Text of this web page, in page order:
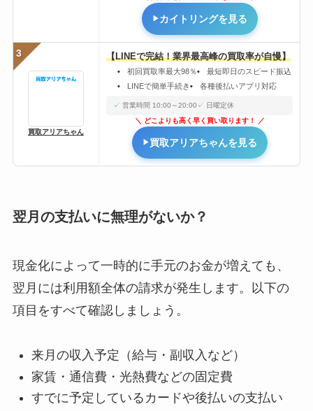
カイトリングを見る
3
買取アリアちゃん
【LINEで完結！業界最高峰の買取率が自慢】
初回買取率最大98％
最短即日のスピード振込
LINEで簡単手続き
各種後払いアプリ対応
営業時間 10:00～20:00
日曜定休
どこよりも高く早く買い取ります！
買取アリアちゃんを見る
翌月の支払いに無理がないか？
現金化によって一時的に手元のお金が増えても、
翌月には利用額全体の請求が発生します。以下の
項目をすべて確認しましょう。
来月の収入予定（給与・副収入など）
家賃・通信費・光熱費などの固定費
すでに予定しているカードや後払いの支払い